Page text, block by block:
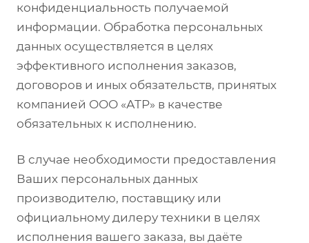
конфиденциальность получаемой
информации. Обработка персональных
данных осуществляется в целях
эффективного исполнения заказов,
договоров и иных обязательств, принятых
компанией ООО «АТР» в качестве
обязательных к исполнению.
В случае необходимости предоставления
Ваших персональных данных
производителю, поставщику или
официальному дилеру техники в целях
исполнения вашего заказа, вы даёте